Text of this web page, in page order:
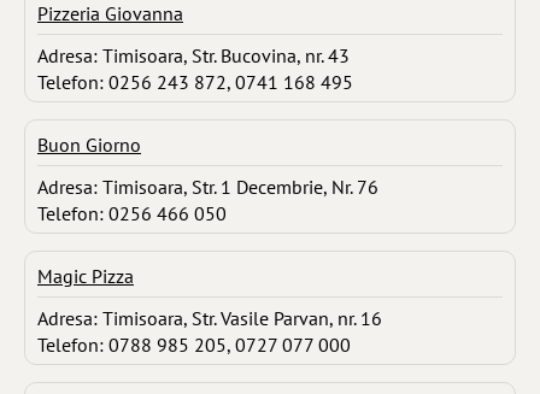
Pizzeria Giovanna
Adresa: Timisoara, Str. Bucovina, nr. 43
Telefon: 0256 243 872, 0741 168 495
Buon Giorno
Adresa: Timisoara, Str. 1 Decembrie, Nr. 76
Telefon: 0256 466 050
Magic Pizza
Adresa: Timisoara, Str. Vasile Parvan, nr. 16
Telefon: 0788 985 205, 0727 077 000